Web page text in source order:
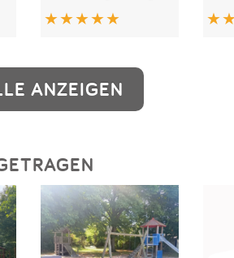
ANZEIGEN